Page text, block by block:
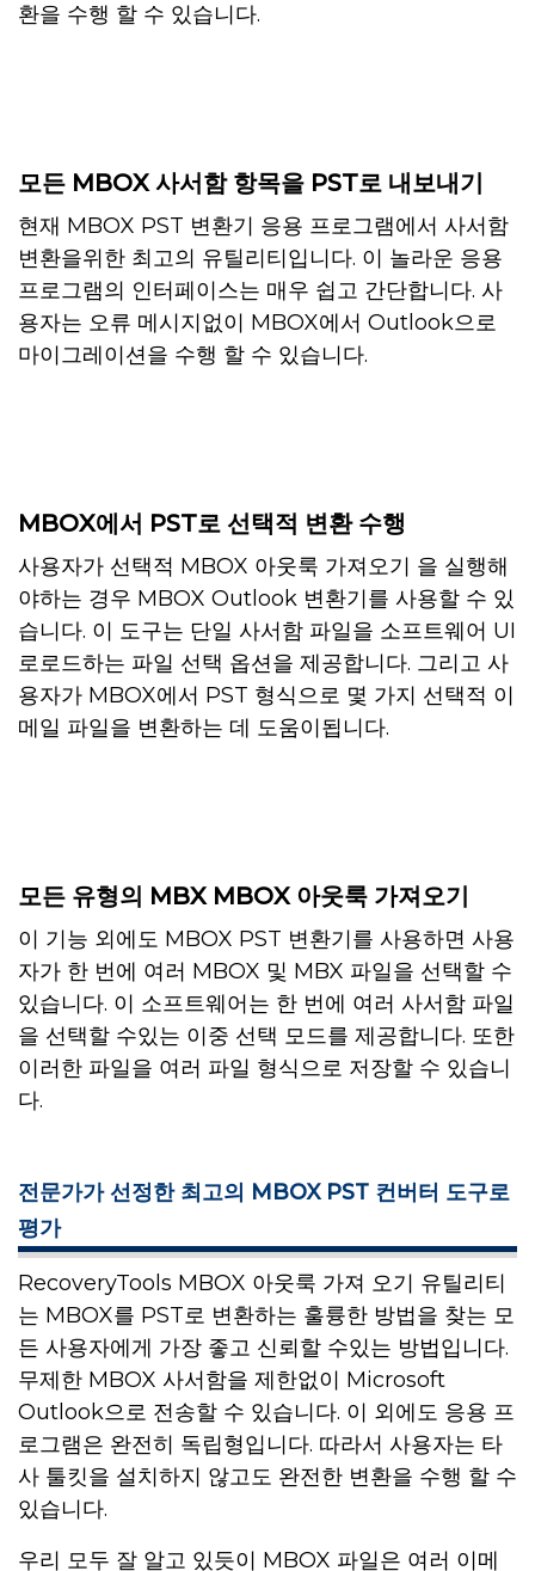
환을 수행 할 수 있습니다.
모든 MBOX 사서함 항목을 PST로 내보내기
현재 MBOX PST 변환기 응용 프로그램에서 사서함
변환을위한 최고의 유틸리티입니다. 이 놀라운 응용
프로그램의 인터페이스는 매우 쉽고 간단합니다. 사
용자는 오류 메시지없이 MBOX에서 Outlook으로
마이그레이션을 수행 할 수 있습니다.
MBOX에서 PST로 선택적 변환 수행
사용자가 선택적 MBOX 아웃룩 가져오기 을 실행해
야하는 경우 MBOX Outlook 변환기를 사용할 수 있
습니다. 이 도구는 단일 사서함 파일을 소프트웨어 UI
로로드하는 파일 선택 옵션을 제공합니다. 그리고 사
용자가 MBOX에서 PST 형식으로 몇 가지 선택적 이
메일 파일을 변환하는 데 도움이됩니다.
모든 유형의 MBX MBOX 아웃룩 가져오기
이 기능 외에도 MBOX PST 변환기를 사용하면 사용
자가 한 번에 여러 MBOX 및 MBX 파일을 선택할 수
있습니다. 이 소프트웨어는 한 번에 여러 사서함 파일
을 선택할 수있는 이중 선택 모드를 제공합니다. 또한
이러한 파일을 여러 파일 형식으로 저장할 수 있습니
다.
전문가가 선정한 최고의 MBOX PST 컨버터 도구로
평가
RecoveryTools MBOX 아웃룩 가져 오기 유틸리티
는 MBOX를 PST로 변환하는 훌륭한 방법을 찾는 모
든 사용자에게 가장 좋고 신뢰할 수있는 방법입니다.
무제한 MBOX 사서함을 제한없이 Microsoft
Outlook으로 전송할 수 있습니다. 이 외에도 응용 프
로그램은 완전히 독립형입니다. 따라서 사용자는 타
사 툴킷을 설치하지 않고도 완전한 변환을 수행 할 수
있습니다.
우리 모두 잘 알고 있듯이 MBOX 파일은 여러 이메